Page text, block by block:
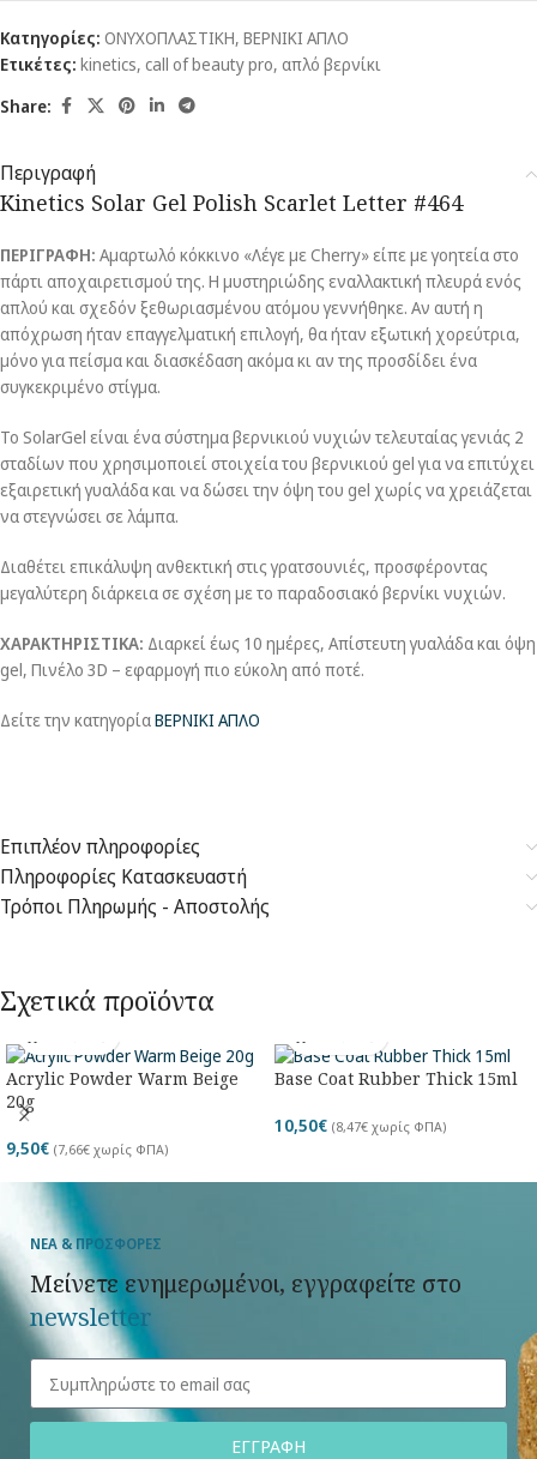
Κατηγορίες: ΟΝΥΧΟΠΛΑΣΤΙΚΗ, ΒΕΡΝΙΚΙ ΑΠΛΟ
Ετικέτες: kinetics, call of beauty pro, απλό βερνίκι
Share:
Περιγραφή
Kinetics Solar Gel Polish Scarlet Letter #464
ΠΕΡΙΓΡΑΦΗ: Αμαρτωλό κόκκινο «Λέγε με Cherry» είπε με γοητεία στο
πάρτι αποχαιρετισμού της. Η μυστηριώδης εναλλακτική πλευρά ενός
απλού και σχεδόν ξεθωριασμένου ατόμου γεννήθηκε. Αν αυτή η
απόχρωση ήταν επαγγελματική επιλογή, θα ήταν εξωτική χορεύτρια,
μόνο για πείσμα και διασκέδαση ακόμα κι αν της προσδίδει ένα
συγκεκριμένο στίγμα.
Το SolarGel είναι ένα σύστημα βερνικιού νυχιών τελευταίας γενιάς 2
σταδίων που χρησιμοποιεί στοιχεία του βερνικιού gel για να επιτύχει
εξαιρετική γυαλάδα και να δώσει την όψη του gel χωρίς να χρειάζεται
να στεγνώσει σε λάμπα.
Διαθέτει επικάλυψη ανθεκτική στις γρατσουνιές, προσφέροντας
μεγαλύτερη διάρκεια σε σχέση με το παραδοσιακό βερνίκι νυχιών.
ΧΑΡΑΚΤΗΡΙΣΤΙΚΑ: Διαρκεί έως 10 ημέρες, Απίστευτη γυαλάδα και όψη
gel, Πινέλο 3D – εφαρμογή πιο εύκολη από ποτέ.
Δείτε την κατηγορίαΒΕΡΝΙΚΙ ΑΠΛΟ
Επιπλέον πληροφορίες
Πληροφορίες Κατασκευαστή
Τρόποι Πληρωμής - Αποστολής
Σχετικά προϊόντα
Acrylic Powder Warm Beige
20g
9,50€ (7,66€ χωρίς ΦΠΑ)
Base Coat Rubber Thick 15ml
10,50€ (8,47€ χωρίς ΦΠΑ)
ΝΕΑ & ΠΡΟΣΦΟΡΕΣ
Μείνετε ενημερωμένοι, εγγραφείτε στο
newsletter
ΕΓΓΡΑΦΗ